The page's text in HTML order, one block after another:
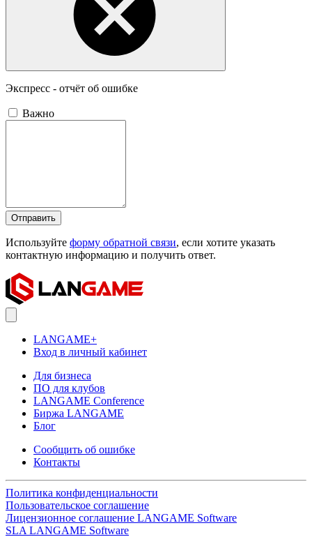
Экспресс - отчёт об ошибке
Важно
Отправить
Используйте форму обратной связи, если хотите указать
контактную информацию и получить ответ.
LANGAME+
Вход в личный кабинет
Для бизнеса
ПО для клубов
LANGAME Conference
Биржа LANGAME
Блог
Сообщить об ошибке
Контакты
Политика конфиденциальности
Пользовательское соглашение
Лицензионное соглашение LANGAME Software
SLA LANGAME Software